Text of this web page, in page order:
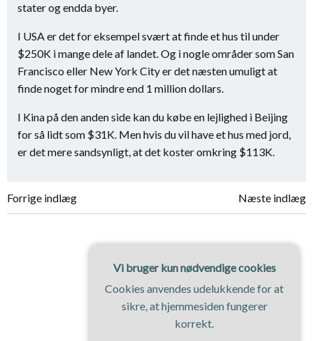
stater og endda byer.
I USA er det for eksempel svært at finde et hus til under
$250K i mange dele af landet. Og i nogle områder som San
Francisco eller New York City er det næsten umuligt at
finde noget for mindre end 1 million dollars.
I Kina på den anden side kan du købe en lejlighed i Beijing
for så lidt som $31K. Men hvis du vil have et hus med jord,
er det mere sandsynligt, at det koster omkring $113K.
Indlægsnavigation
Forrige indlæg Næste indlæg
Vi bruger kun nødvendige cookies
Cookies anvendes udelukkende for at
sikre, at hjemmesiden fungerer
korrekt.